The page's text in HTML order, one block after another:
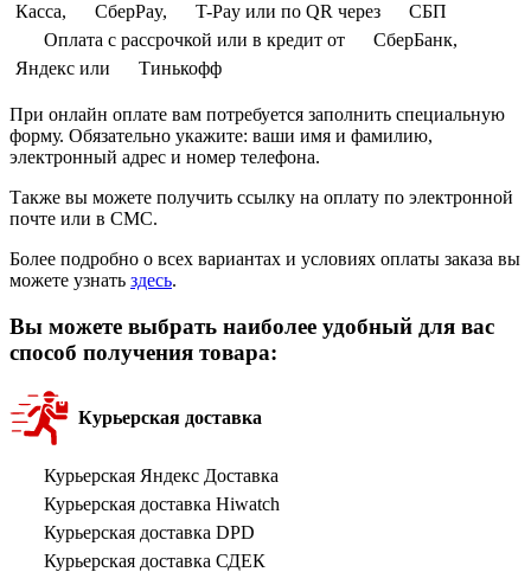
Касса,
СберPay, T-Pay или по QR через
СБП
Оплата с рассрочкой или в кредит от
СберБанк,
Яндекс или
Тинькофф
При онлайн оплате вам потребуется заполнить специальную
форму. Обязательно укажите: ваши имя и фамилию,
электронный адрес и номер телефона.
Также вы можете получить ссылку на оплату по электронной
почте или в СМС.
Более подробно о всех вариантах и условиях оплаты заказа вы
можете узнать здесь.
Вы можете выбрать наиболее удобный для вас
способ получения товара:
Курьерская доставка
Курьерская Яндекс Доставка
Курьерская доставка Hiwatch
Курьерская доставка DPD
Курьерская доставка СДЕК